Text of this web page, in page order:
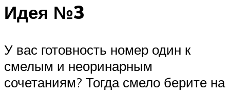
Идея №3
У вас готовность номер один к
смелым и неоринарным
сочетаниям? Тогда смело берите на